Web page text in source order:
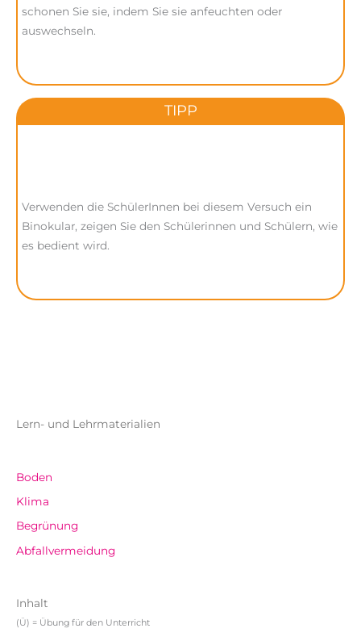
schonen Sie sie, indem Sie sie anfeuchten oder
auswechseln.
TIPP
Verwenden die SchülerInnen bei diesem Versuch ein
Binokular, zeigen Sie den Schülerinnen und Schülern, wie
es bedient wird.
Lern- und Lehrmaterialien
Boden
Klima
Begrünung
Abfallvermeidung
Inhalt
(Ü) = Übung für den Unterricht